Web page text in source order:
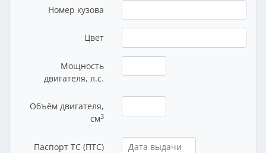
Номер кузова
Цвет
Мощность
двигателя, л.с.
Объём двигателя,
см3
Паспорт ТС (ПТС)